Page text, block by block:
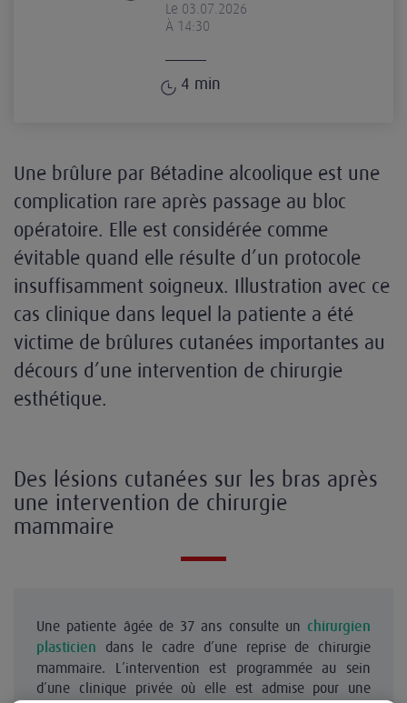
Le 03.07.2026
À 14:30
4 min
Une brûlure par Bétadine alcoolique est une
complication rare après passage au bloc
opératoire. Elle est considérée comme
évitable quand elle résulte d’un protocole
insuffisamment soigneux. Illustration avec ce
cas clinique dans lequel la patiente a été
victime de brûlures cutanées importantes au
décours d’une intervention de chirurgie
esthétique.
Des lésions cutanées sur les bras après
une intervention de chirurgie
mammaire
Une patiente âgée de 37 ans consulte un chirurgien
plasticien dans le cadre d’une reprise de chirurgie
mammaire. L’intervention est programmée au sein
d’une clinique privée où elle est admise pour une